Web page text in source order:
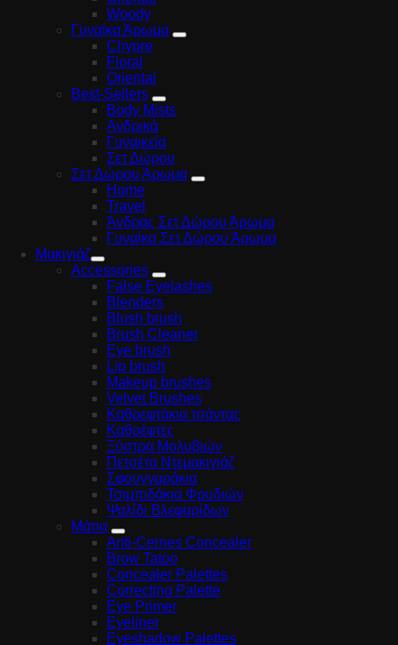
Woody
Γυναίκα Άρωμα
Chypre
Floral
Oriental
Best-Sellers
Body Mists
Ανδρικά
Γυναικεία
Σετ Δώρου
Σετ Δώρου Άρωμα
Home
Travel
Άνδρας Σετ Δώρου Άρωμα
Γυναίκα Σετ Δώρου Άρωμα
Μακιγιάζ
Accessories
False Eyelashes
Blenders
Blush brush
Brush Cleaner
Eye brush
Lip brush
Makeup brushes
Velvet Brushes
Καθρεφτάκια τσάντας
Καθρέφτες
Ξύστρα Μολυβιών
Πετσέτα Ντεμακιγιάζ
Σφουγγαράκια
Τσιμπιδάκια Φρυδιών
Ψαλίδι Βλεφαρίδων
Μάτια
Anti-Cernes Concealer
Brow Tatoo
Concealer Palettes
Correcting Palette
Eye Primer
Eyeliner
Eyeshadow Palettes